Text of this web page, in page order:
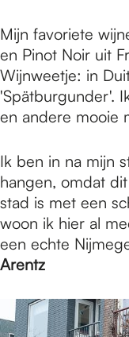
Mijn favoriete
en Pinot Noir uit
Wijnweetje: in
'Spätburgunder'.
en andere mooie
Ik ben in na mijn
hangen, omdat
stad is met een
woon ik hier al
een echte
Arentz